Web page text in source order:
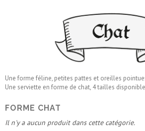
Une forme féline, petites pattes et oreilles
Une serviette en forme de chat, 4 tailles
FORME CHAT
Il n'y a aucun produit dans cette catégorie.